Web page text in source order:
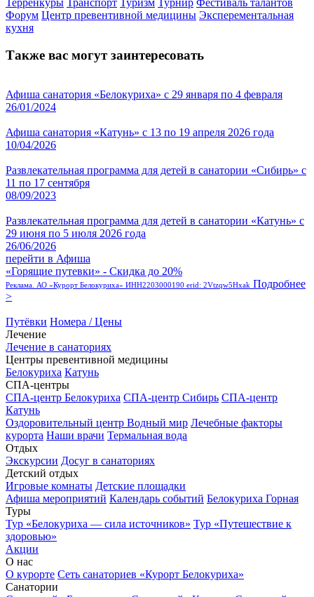
Форум Центр превентивной медицины Эксперементальная
кухня
Также вас могут заинтересовать
Афиша санатория «Белокуриха» с 29 января по 4 февраля
26/01/2024
Афиша санатория «Катунь» с 13 по 19 апреля 2026 года
10/04/2026
Развлекательная программа для детей в санатории «Сибирь» с
11 по 17 сентября
08/09/2023
Развлекательная программа для детей в санатории «Катунь» с
29 июня по 5 июля 2026 года
26/06/2026
перейти в Афиша
«Горящие путевки» - Скидка до 20%
Реклама. АО «Курорт Белокуриха» ИНН2203000190 erid: 2Vtzqw5Hxak Подробнее
>
Путёвки Номера / Цены
Лечение
Лечение в санаториях
Центры превентивной медицины
Белокуриха Катунь
СПА-центры
СПА-центр Белокуриха СПА-центр Сибирь СПА-центр
Катунь
Оздоровительный центр Водный мир Лечебные факторы
курорта Наши врачи Термальная вода
Отдых
Экскурсии Досуг в санаториях
Детский отдых
Игровые комнаты Детские площадки
Афиша мероприятий Календарь событий Белокуриха Горная
Туры
Тур «Белокуриха — сила источников» Тур «Путешествие к
здоровью»
Акции
О нас
О курорте Сеть санаториев «Курорт Белокуриха»
Санатории